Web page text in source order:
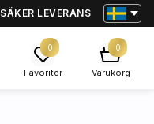
SÄKER LEVERANS
0
Favoriter
0
Varukorg